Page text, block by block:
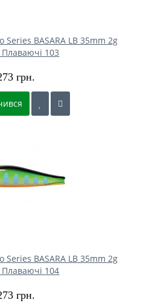
Series BASARA LB 35mm 2g
103
грн.
Series BASARA LB 35mm 2g
104
грн.